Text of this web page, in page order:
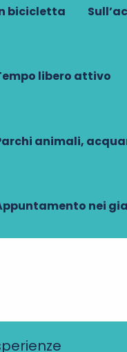
bicicletta
libero attivo
animali,
nei
▒▒